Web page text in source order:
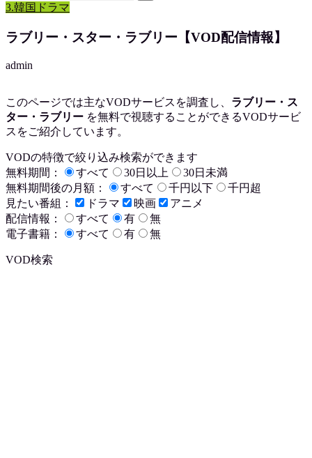
3.韓国ドラマ
ラブリー・スター・ラブリー【VOD配信情報】
admin
このページでは主なVODサービスを調査し、 ラブリー・ス
ター・ラブリー を無料で視聴することができるVODサービ
スをご紹介しています。
VODの特徴で絞り込み検索ができます
無料期間：
すべて 30日以上
30日未満
無料期間後の月額：
すべて 千円以下
千円超
見たい番組：
ドラマ 映画
アニメ
配信情報：
すべて 有
無
電子書籍：
すべて 有 無
VOD検索